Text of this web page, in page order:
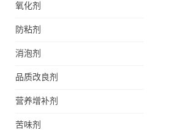
氧化剂
防粘剂
消泡剂
品质改良剂
营养增补剂
苦味剂